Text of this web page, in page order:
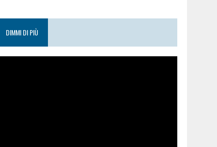
DIMMI DI PIÙ